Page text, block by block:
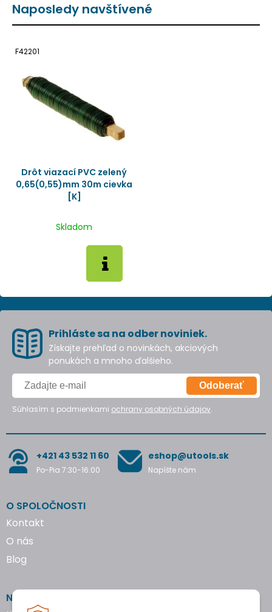
Naposledy navštívené
F42201
Drôt viazací PVC zelený
0,65(0,55)mm 30m cievka
[K]
Skladom
Prihláste sa na odber noviniek.
Získajte prehľad o novinkách, akciových
ponukách a mnoho ďalšieho.
Odoberať
Súhlasím s podmienkami ochrany osobných údajov.
+421 43 532 11 60
Po-Pia 7:30-16:00
eshop@utools.sk
Napíšte nám
O SPOLOČNOSTI
Kontakt
O nás
Blog
NAKUPOVANIE